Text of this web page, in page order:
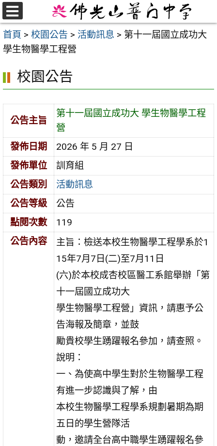
跳
至
主
要
首頁 > 校園公告 > 活動訊息 > 第十一屆國立成功大
學生物醫學工程營
校園公告
公告主旨
第十一屆國立成功大 學生物醫學工程
營
發佈日期
2026 年 5 月 27 日
發佈單位
訓育組
公告類別
活動訊息
公告等級
公告
點閱次數
119
公告內容
主旨：檢送本校生物醫學工程學系於1
15年7月7日(二)至7月11日
(六)於本校成杏校區醫工系館舉辦「第
十一屆國立成功大
學生物醫學工程營」資訊，請惠予公
告海報及簡章，並鼓
勵貴校學生踴躍報名參加，請查照。
說明：
一、為使高中學生對於生物醫學工程
有進一步認識與了解，由
本校生物醫學工程學系規劃暑期為期
五日的學生營隊活
動，邀請全台高中職學生踴躍報名參
選
單